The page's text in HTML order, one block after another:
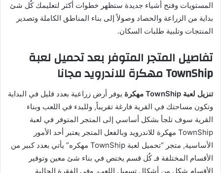
المستويات وفتح أشياء جديدة ستظهر خطوات أكثر لتعليمك كٌل شئ
بداية من الزراعة والحصاد وصولاً إلى بناء المناطق الكاملة وتصدير
المنتجات وتلبية طلبات السكان.
تفاصيل المتجر المتوفر بعد تحميل لعبة
TownShip مهكرة للاندرويد مجانا
تنزيل لعبة TownShip مهكرة
يوفر أرض زراعية بعدد قليل في البداية
وتكون مساحتك في القرية فارغة تقريباً, وللبدء في اللعب وبناء
القرية سوف تلجأ بشكل أساسي إلى المتجر المتوفر في لعبة
TownShip مهكرة للاندرويد وبالفعل المتجر يعتبر أحد الأمور
الأساسية, متجر “تحميل لعبة TownShip مهكره” يأتي بعدد كبير من
الأقسام المختلفة فـ كٌل قسم يختص في بناء شئ معين وتوفير
الأقسام شكل من أشكال تسهيل اللعب, وفي الفقرة الحالية